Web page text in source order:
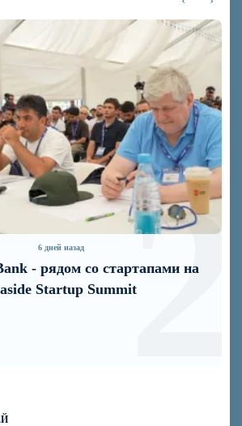
6 дней назад
- рядом со стартапами на
Startup Summit2